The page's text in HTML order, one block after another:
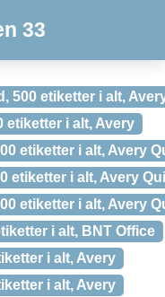
33
500 etiketter i alt,
etiketter i alt, Avery
etiketter i alt, Avery
etiketter i alt, Avery
etiketter i alt, Avery
i alt, BNT Office
i alt, Avery
i alt, Avery